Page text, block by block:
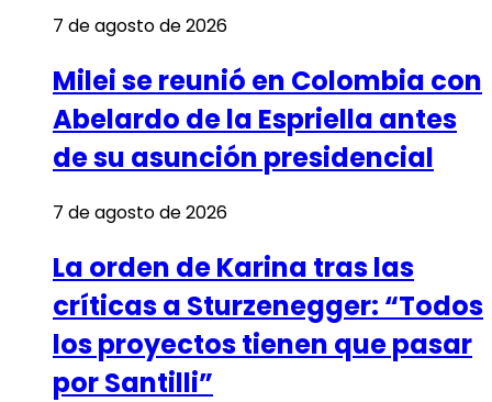
7 de agosto de 2026
Milei se reunió en Colombia con
Abelardo de la Espriella antes
de su asunción presidencial
7 de agosto de 2026
La orden de Karina tras las
críticas a Sturzenegger: “Todos
los proyectos tienen que pasar
por Santilli”